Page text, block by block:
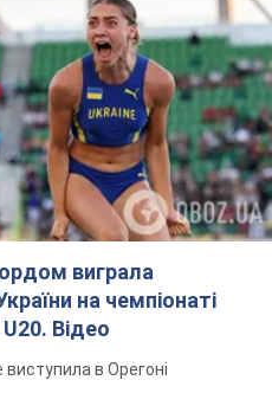
виграла
на чемпіонаті
Відео
виступила в Орегоні